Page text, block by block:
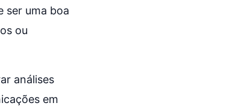
ser uma boa
ou
análises
em